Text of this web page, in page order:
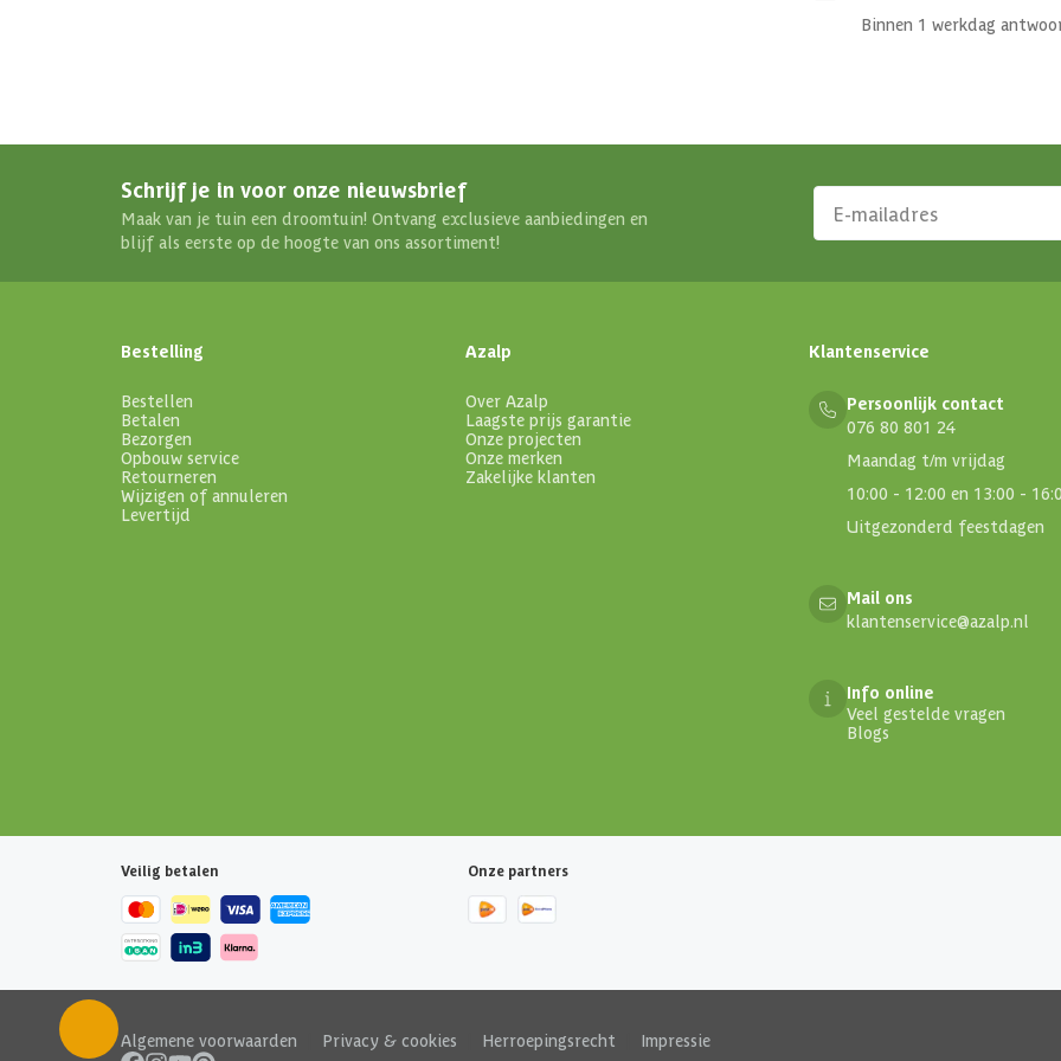
Binnen 1 werkdag
Schrijf je in voor onze nieuwsbrief
Maak van je tuin een droomtuin! Ontvang exclusieve aanbiedingen en
blijf als eerste op de hoogte van ons assortiment!
Bestelling
Bestellen
Betalen
Bezorgen
Opbouw service
Retourneren
Wijzigen of annuleren
Levertijd
Azalp
Over Azalp
Laagste prijs garantie
Onze projecten
Onze merken
Zakelijke klanten
Klantenservice
Persoonlijk contact
076 80 801 24
Maandag t/m vrijdag
10:00 - 12:00 en 13:00 -
Uitgezonderd feestdagen
Mail ons
klantenservice@azalp.nl
Info online
Veel gestelde vragen
Blogs
Veilig betalen Onze partners
Algemene voorwaarden Privacy & cookies Herroepingsrecht Impressie